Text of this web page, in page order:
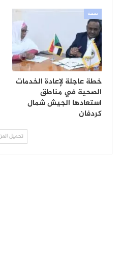
صحة
خطة عاجلة لإعادة الخدمات
الصحية في مناطق
استعادها الجيش شمال
كردفان
تحميل